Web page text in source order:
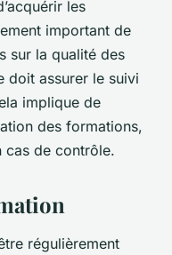
les
important de
sur la qualité des
doit assurer le suivi
implique de
des formations,
cas de contrôle.
régulièrement